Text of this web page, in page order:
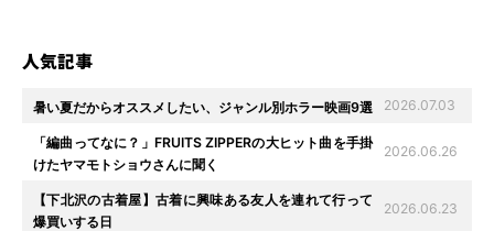
人気記事
暑い夏だからオススメしたい、ジャンル別ホラー映画9選 2026.07.03
「編曲ってなに？」FRUITS ZIPPERの大ヒット曲を手掛
けたヤマモトショウさんに聞く
2026.06.26
【下北沢の古着屋】古着に興味ある友人を連れて行って
爆買いする日
2026.06.23